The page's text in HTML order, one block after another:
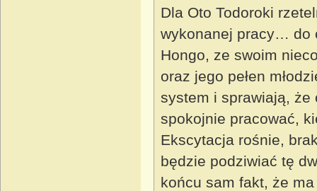
Dla Oto Todoroki
wykonanej pracy… do
Hongo, ze swoim
oraz jego pełen
system i sprawiają, że
spokojnie pracować,
Ekscytacja rośnie,
będzie podziwiać tę
końcu sam fakt, że